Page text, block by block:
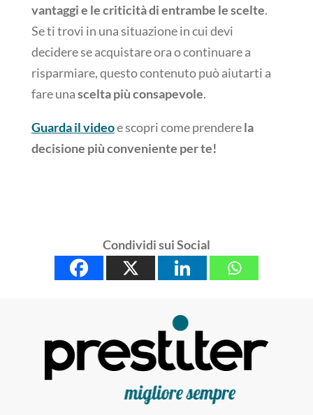
vantaggi e le criticità di entrambe le scelte.
Se ti trovi in una situazione in cui devi
decidere se acquistare ora o continuare a
risparmiare, questo contenuto può aiutarti a
fare unascelta più consapevole.
Guarda il videoe scopri come prenderela
decisione più conveniente per te!
Condividi sui Social